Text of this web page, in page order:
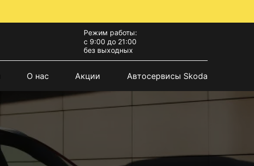
Режим работы:
с 9:00 до 21:00
без выходных
О нас Акции Автосервисы Skoda